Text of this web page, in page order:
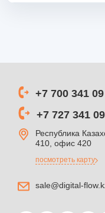
+7 700 341
+7 727 341
Республика
410, офис 420
посмотреть карту
sale@digital-